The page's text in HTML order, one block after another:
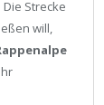
Strecke
will,